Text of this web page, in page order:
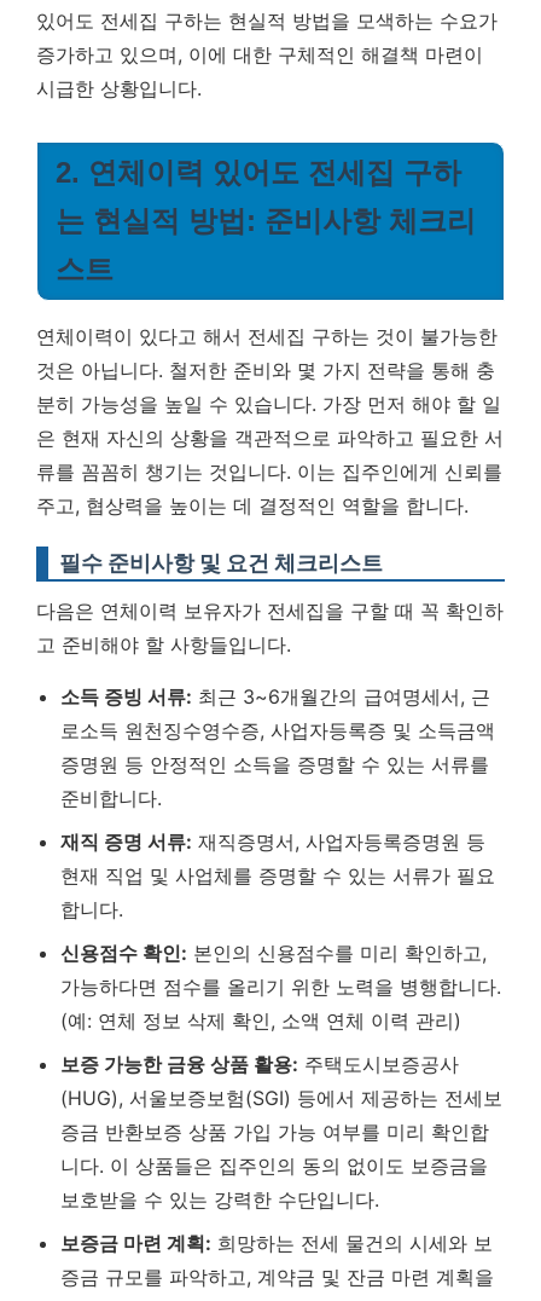
있어도 전세집 구하는 현실적 방법을 모색하는 수요가
증가하고 있으며, 이에 대한 구체적인 해결책 마련이
시급한 상황입니다.
2. 연체이력 있어도 전세집 구하
는 현실적 방법: 준비사항 체크리
스트
연체이력이 있다고 해서 전세집 구하는 것이 불가능한
것은 아닙니다. 철저한 준비와 몇 가지 전략을 통해 충
분히 가능성을 높일 수 있습니다. 가장 먼저 해야 할 일
은 현재 자신의 상황을 객관적으로 파악하고 필요한 서
류를 꼼꼼히 챙기는 것입니다. 이는 집주인에게 신뢰를
주고, 협상력을 높이는 데 결정적인 역할을 합니다.
필수 준비사항 및 요건 체크리스트
다음은 연체이력 보유자가 전세집을 구할 때 꼭 확인하
고 준비해야 할 사항들입니다.
소득 증빙 서류: 최근 3~6개월간의 급여명세서, 근
로소득 원천징수영수증, 사업자등록증 및 소득금액
증명원 등 안정적인 소득을 증명할 수 있는 서류를
준비합니다.
재직 증명 서류: 재직증명서, 사업자등록증명원 등
현재 직업 및 사업체를 증명할 수 있는 서류가 필요
합니다.
신용점수 확인: 본인의 신용점수를 미리 확인하고,
가능하다면 점수를 올리기 위한 노력을 병행합니다.
(예: 연체 정보 삭제 확인, 소액 연체 이력 관리)
보증 가능한 금융 상품 활용: 주택도시보증공사
(HUG), 서울보증보험(SGI) 등에서 제공하는 전세보
증금 반환보증 상품 가입 가능 여부를 미리 확인합
니다. 이 상품들은 집주인의 동의 없이도 보증금을
보호받을 수 있는 강력한 수단입니다.
보증금 마련 계획: 희망하는 전세 물건의 시세와 보
증금 규모를 파악하고, 계약금 및 잔금 마련 계획을